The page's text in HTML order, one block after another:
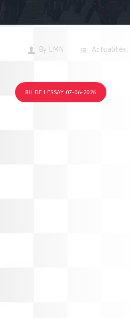
By LMN Actualités,
8H DE LESSAY 07-06-2026